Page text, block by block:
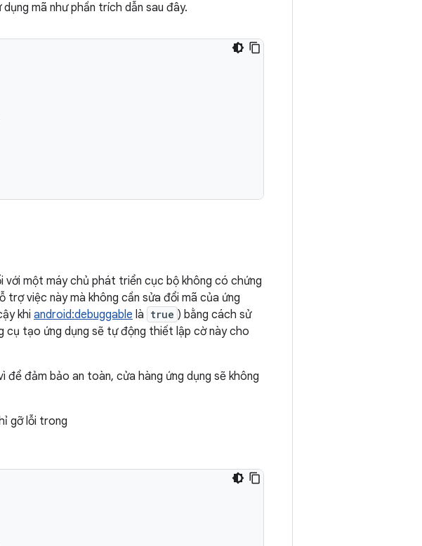
mã như phần trích dẫn sau đây.
với một máy chủ phát triển cục bộ không có chứng
việc này mà không cần sửa đổi mã của ứng
khi android:debuggable là true ) bằng cách sử
cụ tạo ứng dụng sẽ tự động thiết lập cờ này cho
để đảm bảo an toàn, cửa hàng ứng dụng sẽ không
gỡ lỗi trong